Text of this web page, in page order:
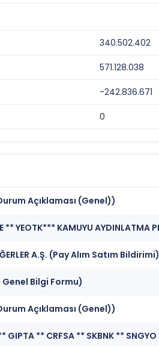
340.502.402
571.128.038
-242.836.671
0
Durum Açıklaması (Genel))
A.Ş. (Pay Alım Satım Bildirimi)
Genel Bilgi Formu)
Durum Açıklaması (Genel))